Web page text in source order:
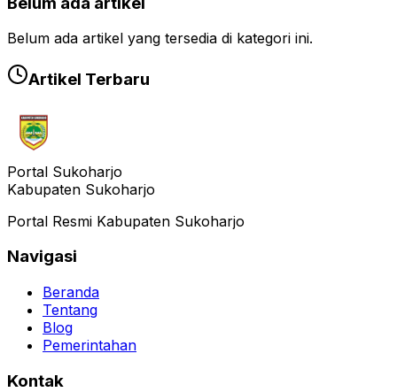
Belum ada artikel yang tersedia di kategori ini.
Artikel Terbaru
Portal Sukoharjo
Kabupaten Sukoharjo
Portal Resmi Kabupaten Sukoharjo
Navigasi
Beranda
Tentang
Blog
Pemerintahan
Kontak